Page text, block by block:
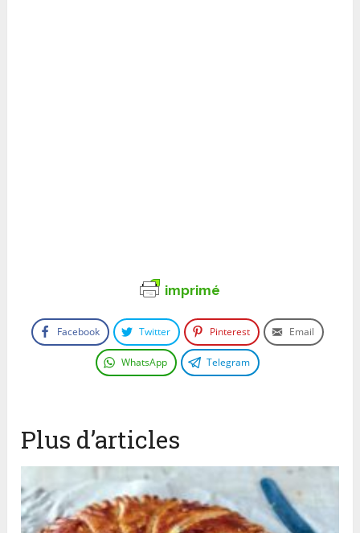
imprimé
Facebook Twitter Pinterest Email
WhatsApp Telegram
Plus d’articles